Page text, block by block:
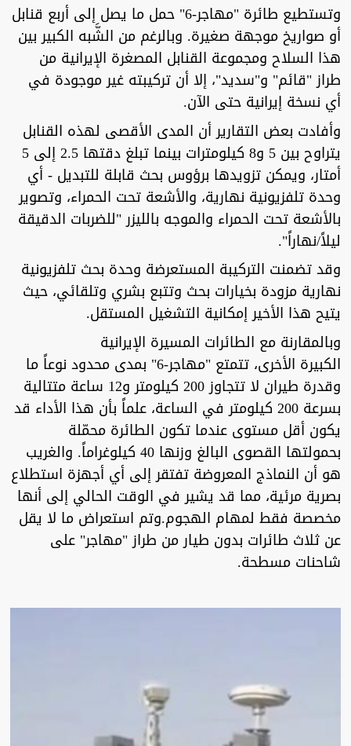
وتستطيع طائرة "مهاجر-6" حمل ما يصل إلى أربع قنابل
أو صواريخ موجهة صغيرة. وبالرغم من الشَّبه الكبير بين
هذا السلاح ومجموعة القنابل المصغرة الإيرانية من
طراز "قائم" و"سديد"، إلا أن تركيبته غير موجودة في
أي نسخة إيرانية حتى الآن.
وأفادت بعض التقارير أن المدى الأقصى لهذه القنابل
يتراوح بين 5 و8 كيلومترات بينما تبلغ دقتها 2.5 إلى 5
أمتار، ويمكن تزويدها برؤوس بحث قابلة للتبديل - أي
وحدة تلفزيونية نهارية، والأشعة تحت الحمراء، وتصوير
بالأشعة تحت الحمراء والموجه بالليزر "للضربات الدقيقة
ليلاً/نهاراً".
وقد تضمنت التركيبة المستعرضة وحدة بحث تلفزيونية
نهارية مزودة بخيارات بحث وتتبع بشري وتلقائي، حيث
يتيح هذا الأخير إمكانية التشغيل المستقل.
وبالمقارنة مع الطائرات المسيرة الإيرانية
الكبيرة الأخرى، تتمتع "مهاجر-6" بمدى محدود نوعاً ما
وقدرة طيران لا تتجاوز 200 كيلومتر و12 ساعة متتالية
بسرعة 200 كيلومتر في الساعة، علماً بأن هذا الأداء قد
يكون أقل مستوى عندما تكون الطائرة محمّلة
بحمولتها القصوى البالغ وزنها 40 كيلوغراماً. والغريب
هو أن النماذج المعروضة تفتقر إلى أي أجهزة استطلاع
بصرية مرئية، مما قد يشير في الوقت الحالي إلى أنها
مخصصة فقط لمهام الهجوم.وتم استعراض ما لا يقل
عن ثلاث طائرات بدون طيار من طراز "مهاجر" على
شاحنات مسطحة.